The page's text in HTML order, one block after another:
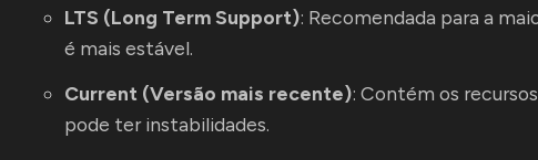
LTS (Long Term Support): Recomendada para a
é mais estável.
Current (Versão mais recente): Contém os
pode ter instabilidades.